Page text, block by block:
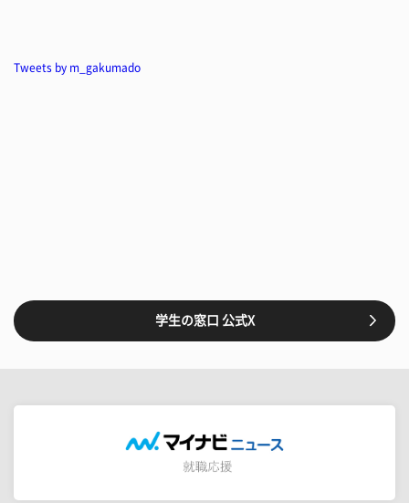
Tweets by m_gakumado
学生の窓口 公式X